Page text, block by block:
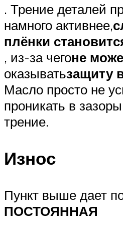
. Трение деталей
намного активнее,
плёнки
, из-за чегоне
оказыватьзащиту
Масло просто не
проникать в
трение.
Износ
Пункт выше дает
ПОСТОЯННАЯ